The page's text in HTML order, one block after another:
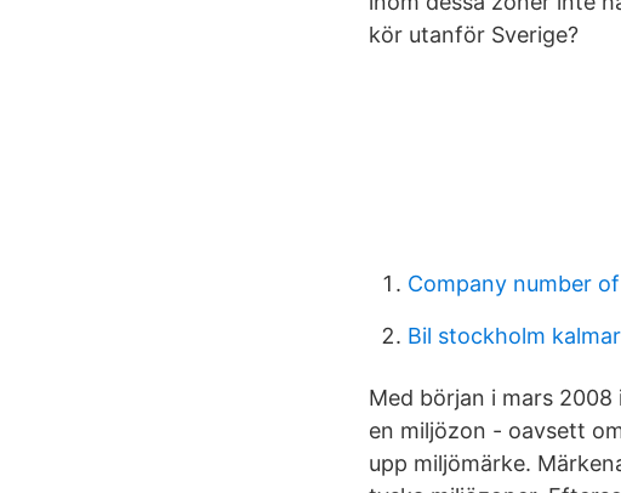
kör utanför Sverige?
Company number
Bil stockholm kalmar
Med början i mars
en miljözon - oavsett
upp miljömärke.